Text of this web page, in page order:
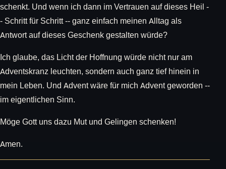
schenkt. Und wenn ich dann im Vertrauen auf dieses Heil -
- Schritt für Schritt -- ganz einfach meinen Alltag als
Antwort auf dieses Geschenk gestalten würde?
Ich glaube, das Licht der Hoffnung würde nicht nur am
Adventskranz leuchten, sondern auch ganz tief hinein in
mein Leben. Und Advent wäre für mich Advent geworden --
im eigentlichen Sinn.
Möge Gott uns dazu Mut und Gelingen schenken!
Amen.